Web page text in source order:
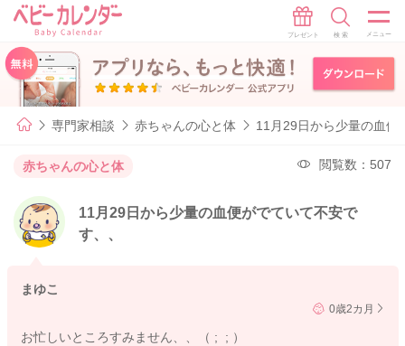
専門家相談 赤ちゃんの心と体 11月29日から少量の血便
赤ちゃんの心と体 閲覧数：507
11月29日から少量の血便がでていて不安で
す、、
まゆこ
0歳2カ月
お忙しいところすみません、、（ ; ; ）